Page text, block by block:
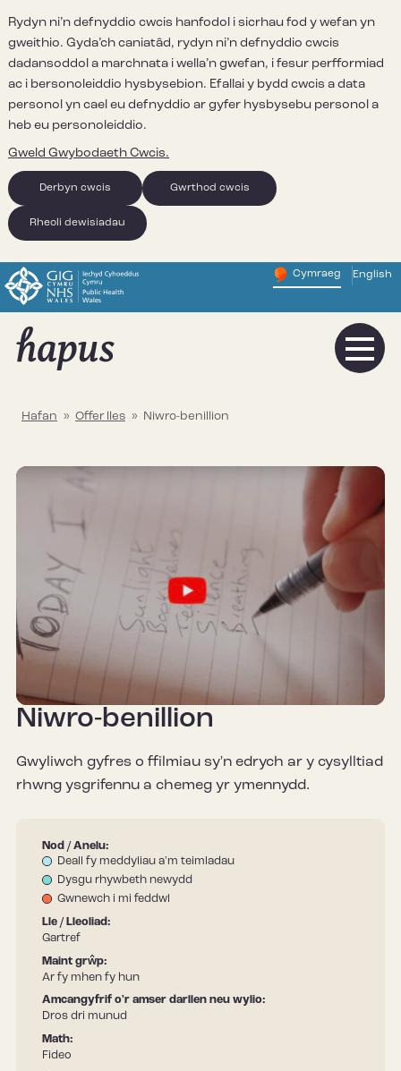
Rydyn ni’n defnyddio cwcis hanfodol i sicrhau fod y wefan yn
gweithio. Gyda’ch caniatâd, rydyn ni’n defnyddio cwcis
dadansoddol a marchnata i wella’n gwefan, i fesur perfformiad
ac i bersonoleiddio hysbysebion. Efallai y bydd cwcis a data
personol yn cael eu defnyddio ar gyfer hysbysebu personol a
heb eu personoleiddio.
Gweld Gwybodaeth Cwcis.
Derbyn cwcis Gwrthod cwcis
Rheoli dewisiadau
Change website
Cymraeg English
– Newid
Hafan » Offer lles » Niwro-benillion
Niwro-benillion
Gwyliwch gyfres o ffilmiau sy'n edrych ar y cysylltiad
rhwng ysgrifennu a chemeg yr ymennydd.
Nod / Anelu:
Deall fy meddyliau a'm teimladau
Dysgu rhywbeth newydd
Gwnewch i mi feddwl
Lle / Lleoliad:
Gartref
Maint grŵp:
Ar fy mhen fy hun
Amcangyfrif o'r amser darllen neu wylio:
Dros dri munud
Math:
Fideo